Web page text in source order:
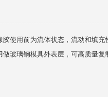
使用前为流体状态，流动和填充
玻璃钢模具外表层，可高质量复